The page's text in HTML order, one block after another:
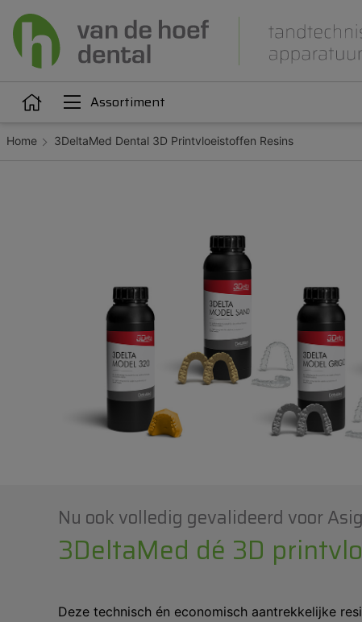
Assortiment
Articulatie Attachments
Home 3DeltaMed Dental 3D Printvloeistoffen Resins
Nu ook volledig gevalideerd voor
3DeltaMed dé 3D
Deze technisch én economisch aantrekkelijke